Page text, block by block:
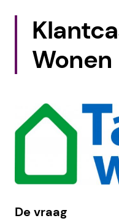
Wonen
De vraag